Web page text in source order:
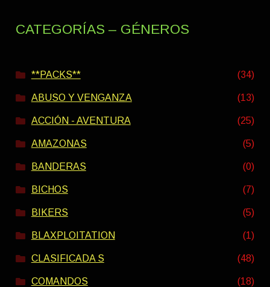
CATEGORÍAS – GÉNEROS
**PACKS** (34)
ABUSO Y VENGANZA (13)
ACCIÓN - AVENTURA (25)
AMAZONAS (5)
BANDERAS (0)
BICHOS (7)
BIKERS (5)
BLAXPLOITATION (1)
CLASIFICADA S (48)
COMANDOS (18)